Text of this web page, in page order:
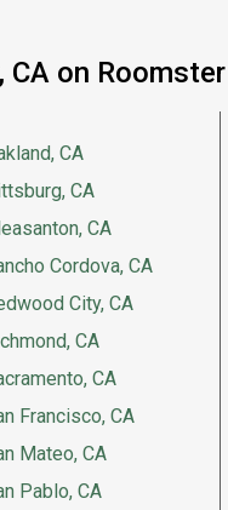
CA on Roomster
CA
CA
CA
Cordova, CA
City, CA
CA
CA
Francisco, CA
Mateo, CA
Pablo, CA